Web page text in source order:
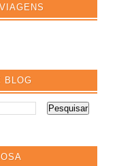
BLOG